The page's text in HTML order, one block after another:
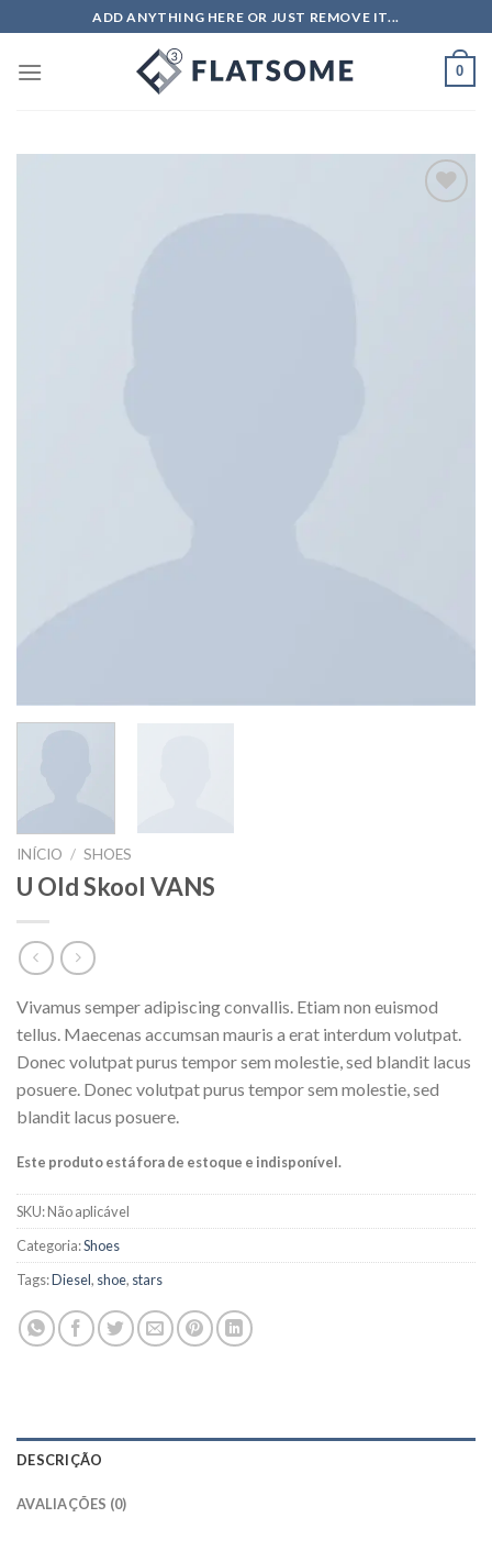
ADD ANYTHING HERE OR JUST REMOVE IT...
0
INÍCIO / SHOES
U Old Skool VANS
Vivamus semper adipiscing convallis. Etiam non euismod
tellus. Maecenas accumsan mauris a erat interdum volutpat.
Donec volutpat purus tempor sem molestie, sed blandit lacus
posuere. Donec volutpat purus tempor sem molestie, sed
blandit lacus posuere.
Este produto está fora de estoque e indisponível.
SKU:Não aplicável
Categoria:Shoes
Tags:Diesel, shoe, stars
DESCRIÇÃO
AVALIAÇÕES (0)